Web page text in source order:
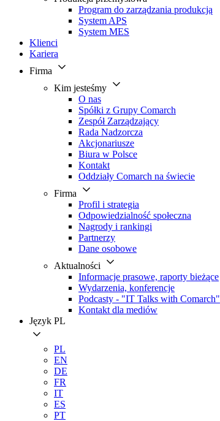
Program do zarządzania produkcją
System APS
System MES
Klienci
Kariera
Firma
Kim jesteśmy
O nas
Spółki z Grupy Comarch
Zespół Zarządzający
Rada Nadzorcza
Akcjonariusze
Biura w Polsce
Kontakt
Oddziały Comarch na świecie
Firma
Profil i strategia
Odpowiedzialność społeczna
Nagrody i rankingi
Partnerzy
Dane osobowe
Aktualności
Informacje prasowe, raporty bieżące
Wydarzenia, konferencje
Podcasty - "IT Talks with Comarch"
Kontakt dla mediów
Język PL
PL
EN
DE
FR
IT
ES
PT